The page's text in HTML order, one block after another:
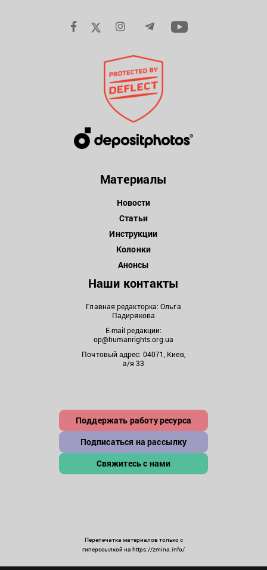
Материалы
Новости
Статьи
Инструкции
Колонки
Анонсы
Наши контакты
Главная редакторка: Ольга
Падирякова
E-mail редакции:
op@humanrights.org.ua
Почтовый адрес: 04071, Киев,
а/я 33
Поддержать работу ресурса
Подписаться на рассылку
Свяжитесь с нами
Перепечатка материалов только с
гиперссылкой на https://zmina.info/